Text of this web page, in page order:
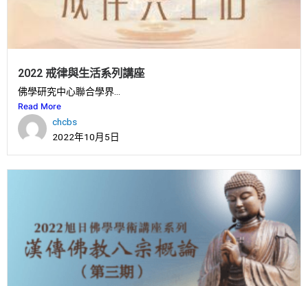
2022 戒律與生活系列講座
佛學研究中心聯合學界...
Read More
chcbs
2022年10月5日